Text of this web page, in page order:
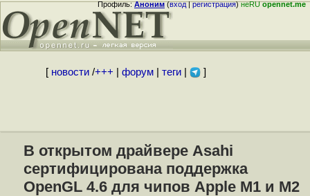
Профиль:Аноним(вход|регистрация)неRUopennet.me
[ новости/+++ форум| теги| ]
В открытом драйвере Asahi
сертифицирована поддержка
OpenGL 4.6 для чипов Apple M1 и M2